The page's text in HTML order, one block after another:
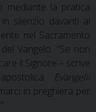
mediante la pratica
silenzio davanti al
nel Sacramento
Vangelo. “Se non
il Signore – scrive
Evangelii
in preghiera per